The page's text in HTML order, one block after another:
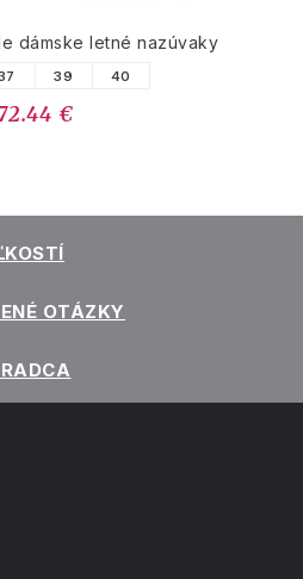
dámske letné nazúvaky
39 40
€
OTÁZKY